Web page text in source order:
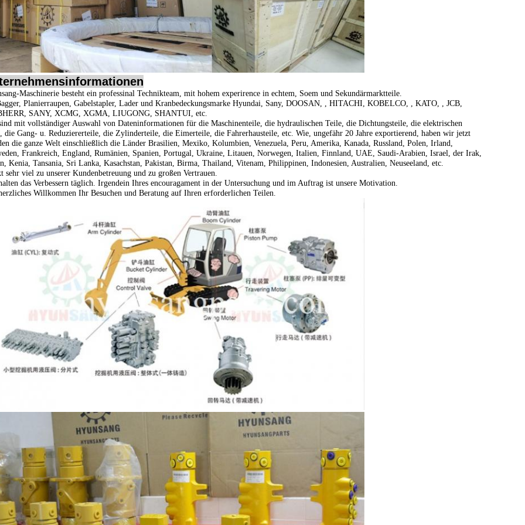
Maschinerie besteht ein professinal Technikteam, mit hohem experirence in echtem, Soem und Sekundärmarktteile.
Planierraupen, Gabelstapler, Lader und Kranbedeckungsmarke Hyundai, Sany, DOOSAN, , HITACHI, KOBELCO, , KATO, , JCB,
SANY, XCMG, XGMA, LIUGONG, SHANTUI, etc.
mit vollständiger Auswahl von Dateninformationen für die Maschinenteile, die hydraulischen Teile, die Dichtungsteile, die elektrischen
die Gang- u. Reduziererteile, die Zylinderteile, die Eimerteile, die Fahrerhausteile, etc. Wie, ungefähr 20 Jahre exportierend, haben wir jetzt
die ganze Welt einschließlich die Länder Brasilien, Mexiko, Kolumbien, Venezuela, Peru, Amerika, Kanada, Russland, Polen, Irland,
Frankreich, England, Rumänien, Spanien, Portugal, Ukraine, Litauen, Norwegen, Italien, Finnland, UAE, Saudi-Arabien, Israel, der Irak,
Kenia, Tansania, Sri Lanka, Kasachstan, Pakistan, Birma, Thailand, Vitenam, Philippinen, Indonesien, Australien, Neuseeland, etc.
sehr viel zu unserer Kundenbetreuung und zu großen Vertrauen.
das Verbessern täglich. Irgendein Ihres encouragament in der Untersuchung und im Auftrag ist unsere Motivation.
Willkommen Ihr Besuchen und Beratung auf Ihren erforderlichen Teilen.